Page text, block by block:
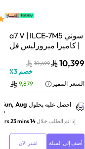
سوني a7 V | ILCE-7M5
| كاميرا ميرورليس فل
جسم الكاميرا فقط |
أسود
10,399
10,699
خصم 3
%
السعر المميز 9,879
احصل عليه بحلول Sun, Aug
9
إذا تم الطلب خلال14 hrs 23 mins
أضف إلى السلة اشترِ الآن